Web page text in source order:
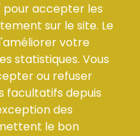
pour accepter les
sur le site. Le
votre
statistiques. Vous
ou refuser
facultatifs depuis
des
le bon